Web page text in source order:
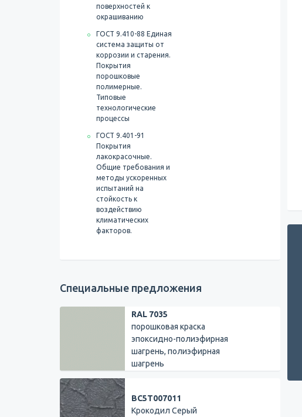
поверхностей к
окрашиванию
ГОСТ 9.410-88 Единая
система защиты от
коррозии и старения.
Покрытия
порошковые
полимерные.
Типовые
технологические
процессы
ГОСТ 9.401-91
Покрытия
лакокрасочные.
Общие требования и
методы ускоренных
испытаний на
стойкость к
воздействию
климатических
факторов.
Специальные предложения
RAL 7035
порошковая краска
эпоксидно-полиэфирная
шагрень, полиэфирная
шагрень
ВС5T007011
Крокодил Серый